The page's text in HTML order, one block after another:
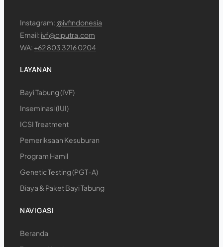
Instagram: @ivfindonesia
Email: ivf@ciputra.com
WA:+62 803 3216 0204
LAYANAN
Bayi Tabung (IVF)
Inseminasi (IUI)
ICSI Treatment
Pemeriksaan Kesuburan
Program Hamil
Genetic Testing (PGT-A)
Biaya & Paket Bayi Tabung
NAVIGASI
Beranda